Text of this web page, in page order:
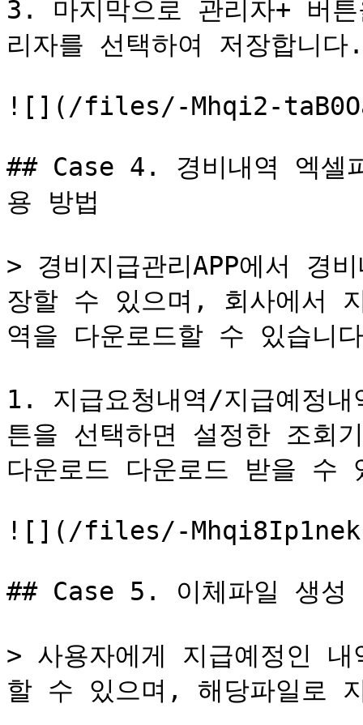
3. 마지막으로 관리자+ 버
리자를 선택하여 저장합니다.
![](/files/-Mhqi2-
## Case 4. 경비내역 엑셀
용 방법
> 경비지급관리APP에서 경
장할 수 있으며, 회사에서
역을 다운로드할 수 있습니
1. 지급요청내역/지급예정
튼을 선택하면 설정한 조회
다운로드 다운로드 받을 수
![](/files/-
## Case 5. 이체파일 생성
> 사용자에게 지급예정인
할 수 있으며, 해당파일로